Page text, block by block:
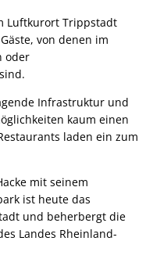
Luftkurort Trippstadt
von denen im
oder
Infrastruktur und
kaum einen
laden ein zum
mit seinem
ist heute das
und beherbergt die
Landes Rheinland-